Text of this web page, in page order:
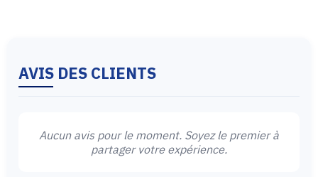
AVIS DES CLIENTS
Aucun avis pour le moment. Soyez le premier à
partager votre expérience.